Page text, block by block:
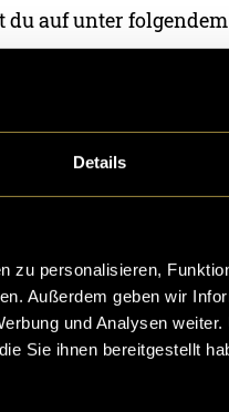
Details
zu personalisieren,
Außerdem geben wir
und Analysen
Sie ihnen bereitgestellt
du auf unter
für die